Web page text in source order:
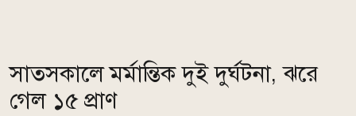
সাতসকালে মর্মান্তিক দুই দুর্ঘটনা, ঝরে
গেল ১৫ প্রাণ